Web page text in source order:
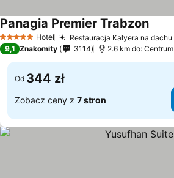
5 KategoriaHotel Restauracja Kalyera na dachu
Panagia Premier Trabzon
9,1 Znakomity 3114 2.6 km do: Centrum
Od 344 zł
Zobacz ceny z 7 stron